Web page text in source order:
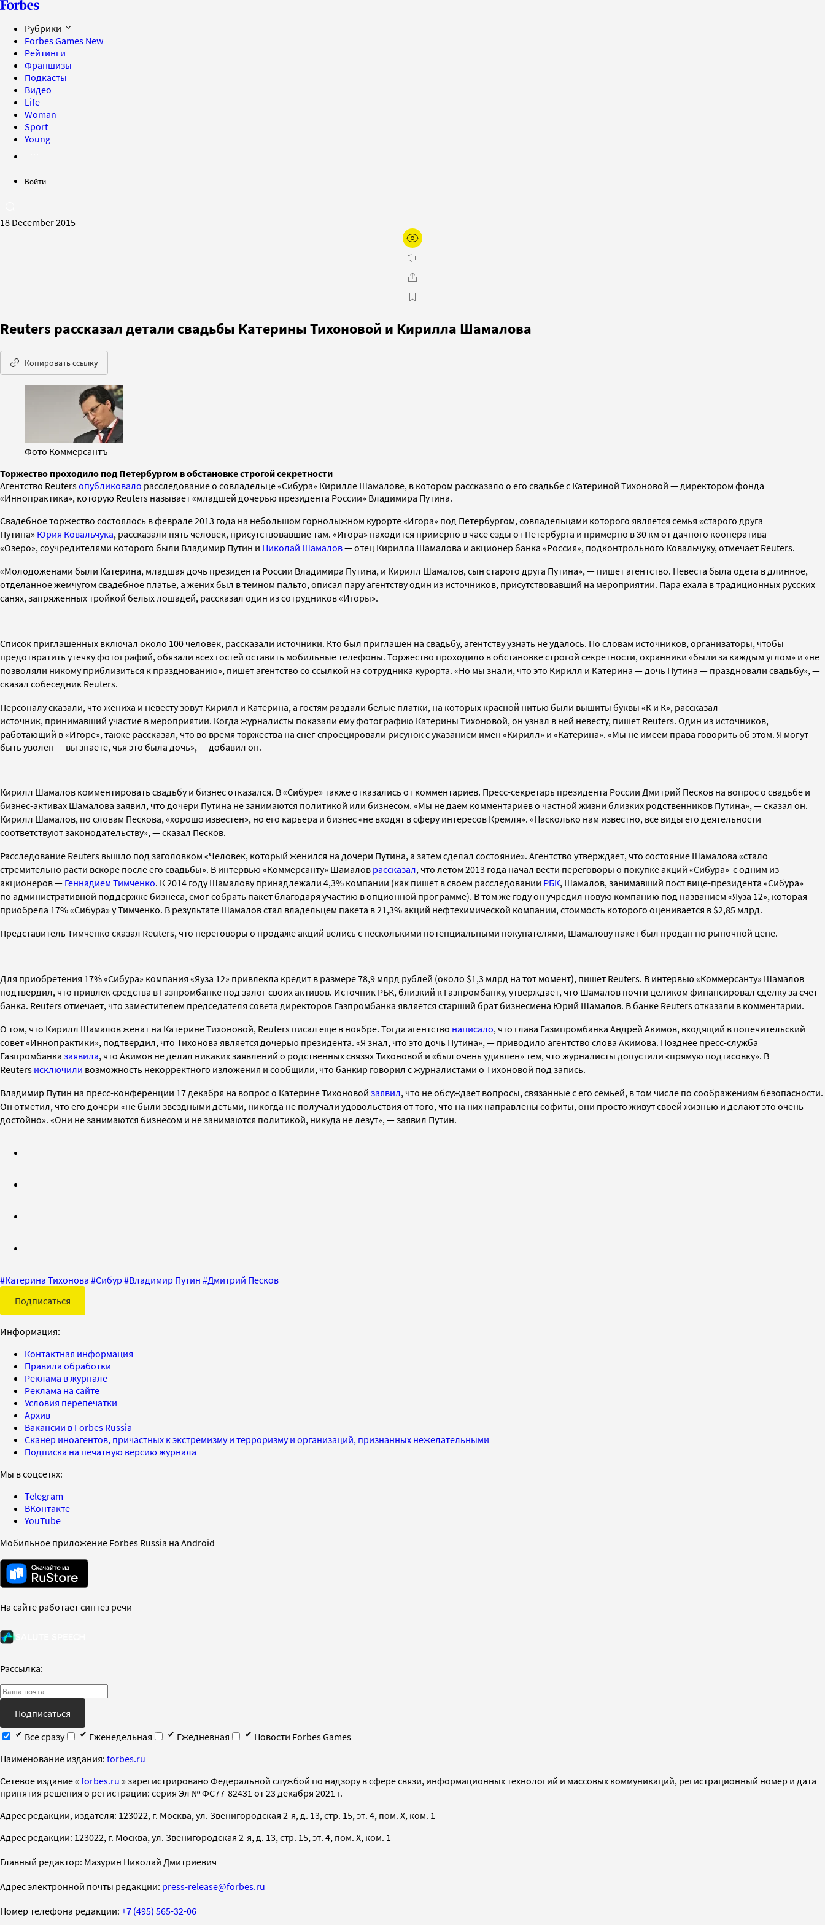
Рубрики
Forbes Games New
Рейтинги
Франшизы
Подкасты
Видео
Life
Woman
Sport
Young
Войти
18 December 2015
Reuters рассказал детали свадьбы Катерины Тихоновой и Кирилла Шамалова
Копировать ссылку
Фото Коммерсантъ
Торжество проходило под Петербургом в обстановке строгой секретности
Агентство Reutersопубликовало расследование о совладельце «Сибура» Кирилле Шамалове, в котором рассказало о его свадьбе с Катериной Тихоновой — директором фонда
«Иннопрактика», которую Reuters называет «младшей дочерью президента России» Владимира Путина.
Свадебное торжество состоялось в феврале 2013 года на небольшом горнолыжном курорте«Игора» под Петербургом, совладельцами которого является семья «старого друга
Путина» Юрия Ковальчука, рассказали пять человек, присутствовавшие там. «Игора» находится примерно в часе езды от Петербурга и примерно в 30 км от дачного кооператива
«Озеро», соучредителями которого были Владимир Путин и Николай Шамалов—отец Кирилла Шамалова и акционер банка «Россия», подконтрольного Ковальчуку, отмечает Reuters.
«Молодоженами были Катерина, младшая дочь президента России Владимира Путина, и Кирилл Шамалов, сын старого друга Путина», — пишет агентство. Невеста была одета в длинное,
отделанное жемчугом свадебное платье, а жених был в темном пальто, описал пару агентствуодин из источников, присутствовавший на мероприятии. Пара ехала в традиционных русских
санях, запряженных тройкой белых лошадей, рассказал один из сотрудников«Игоры».
Список приглашенных включал около 100 человек, рассказали источники. Кто был приглашен на свадьбу, агентству узнать не удалось. По словам источников, организаторы, чтобы
предотвратить утечку фотографий, обязали всех гостей оставить мобильные телефоны. Торжество проходило вобстановке строгой секретности, охранники «были за каждым углом» и «не
позволяли никому приблизиться к празднованию», пишет агентство со ссылкой на сотрудника курорта. «Но мы знали, что это Кирилл и Катерина — дочь Путина — праздновали свадьбу», —
сказал собеседник Reuters.
Персоналу сказали, что жениха и невесту зовут Кирилл и Катерина, а гостям раздали белые платки, на которых красной нитью были вышиты буквы «К и К», рассказал
источник, принимавший участие в мероприятии. Когда журналисты показали ему фотографию Катерины Тихоновой, он узнал в ней невесту, пишет Reuters. Один из источников,
работающий в«Игоре», также рассказал, что во время торжества на снег спроецировали рисунок суказанием имен «Кирилл» и «Катерина». «Мы не имеем права говорить об этом. Я могут
быть уволен — вы знаете, чья это была дочь», — добавил он.
Кирилл Шамалов комментировать свадьбу и бизнес отказался. В «Сибуре» также отказались от комментариев. Пресс-секретарь президента России Дмитрий Песков на вопрос о свадьбе и
бизнес-активах Шамалова заявил, что дочери Путина не занимаются политикой или бизнесом. «Мы не даем комментариев о частной жизни близких родственников Путина», — сказал он.
Кирилл Шамалов, по словам Пескова, «хорошо известен», но его карьера и бизнес«не входят в сферу интересов Кремля». «Насколько нам известно, все виды его деятельности
соответствуют законодательству», — сказал Песков.
Расследование Reuters вышло под заголовком «Человек, который женился на дочери Путина, а затем сделал состояние». Агентство утверждает, что состояние Шамалова «стало
стремительно расти вскоре после его свадьбы». В интервью «Коммерсанту» Шамалов рассказал, что летом 2013 года начал вести переговоры о покупкеакций «Сибура» с одним из
акционеров— Геннадием Тимченко. К 2014 году Шамалову принадлежали 4,3% компании (как пишет в своем расследовании РБК, Шамалов, занимавший пост вице-президента «Сибура»
по административной поддержке бизнеса, смог собрать пакет благодаря участию в опционной программе). В том же году он учредил новую компанию под названием «Яуза 12», которая
приобрела 17%«Сибура» уТимченко. В результате Шамалов стал владельцем пакета в 21,3% акций нефтехимической компании, стоимость которого оценивается в $2,85 млрд.
Представитель Тимченко сказал Reuters, что переговоры о продаже акций велись с несколькими потенциальными покупателями, Шамалову пакетбыл продан по рыночной цене.
Для приобретения 17%«Сибура» компания «Яуза 12» привлекла кредит в размере78,9 млрд рублей (около $1,3 млрд на тот момент), пишет Reuters. В интервью «Коммерсанту» Шамалов
подтвердил, что привлек средства в Газпромбанке под залог своих активов. Источник РБК, близкий к Газпромбанку, утверждает, что Шамалов почти целиком финансировал сделку за счет
банка. Reuters отмечает, что заместителем председателя совета директоров Газпромбанка является старший брат бизнесмена Юрий Шамалов. В банке Reuters отказали в комментарии.
О том, что Кирилл Шамалов женат на Катерине Тихоновой, Reuters писал еще в ноябре. Тогда агентство написало, что глава Газмпромбанка Андрей Акимов, входящий в попечительский
совет «Иннопрактики», подтвердил, что Тихонова является дочерью президента. «Я знал, что это дочь Путина», — приводило агентство слова Акимова. Позднее пресс-служба
Газпромбанка заявила, что Акимов не делал никаких заявлений о родственных связях Тихоновой и «был очень удивлен» тем, что журналисты допустили «прямую подтасовку». В
Reuters исключили возможность некорректного изложения и сообщили, что банкир говорил с журналистами о Тихоновой под запись.
Владимир Путин на пресс-конференции 17 декабря на вопрос о Катерине Тихоновой заявил, что не обсуждает вопросы, связанные с его семьей, в том числе по соображениям безопасности.
Он отметил, что его дочери «не были звездными детьми, никогда не получали удовольствия от того, что на них направлены софиты, они просто живут своей жизнью и делают это очень
достойно». «Они не занимаются бизнесом и не занимаются политикой, никуда не лезут», — заявил Путин.
#Катерина Тихонова #Сибур #Владимир Путин #Дмитрий Песков
Подписаться
Информация:
Контактная информация
Правила обработки
Реклама в журнале
Реклама на сайте
Условия перепечатки
Архив
Вакансии в Forbes Russia
Сканер иноагентов, причастных к экстремизму и терроризму и организаций, признанных нежелательными
Подписка на печатную версию журнала
Мы в соцсетях:
Telegram
ВКонтакте
YouTube
Мобильное приложение Forbes Russia на Android
На сайте работает синтез речи
Рассылка:
Подписаться
Все сразу
Еженедельная Ежедневная
Новости Forbes Games
Наименование издания: forbes.ru
Cетевое издание « forbes.ru » зарегистрировано Федеральной службой по надзору в сфере связи, информационных технологий и массовых коммуникаций, регистрационный номер и дата
принятия решения о регистрации: серия Эл № ФС77-82431 от 23 декабря 2021 г.
Адрес редакции, издателя: 123022, г. Москва, ул. Звенигородская 2-я, д. 13, стр. 15, эт. 4, пом. X, ком. 1
Адрес редакции: 123022, г. Москва, ул. Звенигородская 2-я, д. 13, стр. 15, эт. 4, пом. X, ком. 1
Главный редактор: Мазурин Николай Дмитриевич
Адрес электронной почты редакции: press-release@forbes.ru
Номер телефона редакции: +7 (495) 565-32-06